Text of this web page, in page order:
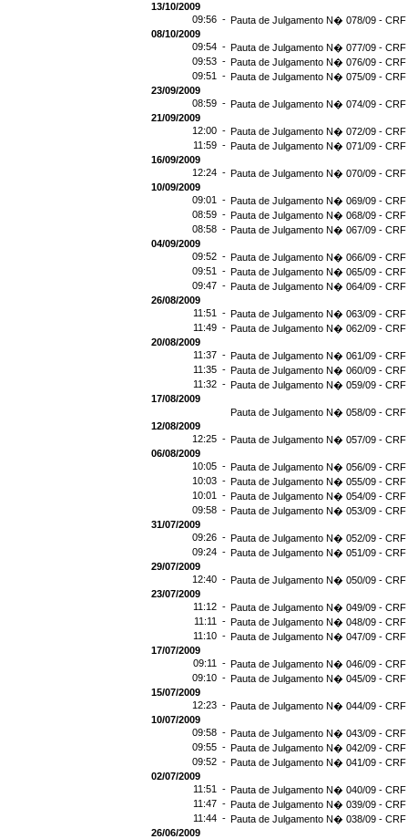
13/10/2009
09:56 - Pauta de Julgamento N� 078/09 - CRF
08/10/2009
09:54 - Pauta de Julgamento N� 077/09 - CRF
09:53 - Pauta de Julgamento N� 076/09 - CRF
09:51 - Pauta de Julgamento N� 075/09 - CRF
23/09/2009
08:59 - Pauta de Julgamento N� 074/09 - CRF
21/09/2009
12:00 - Pauta de Julgamento N� 072/09 - CRF
11:59 - Pauta de Julgamento N� 071/09 - CRF
16/09/2009
12:24 - Pauta de Julgamento N� 070/09 - CRF
10/09/2009
09:01 - Pauta de Julgamento N� 069/09 - CRF
08:59 - Pauta de Julgamento N� 068/09 - CRF
08:58 - Pauta de Julgamento N� 067/09 - CRF
04/09/2009
09:52 - Pauta de Julgamento N� 066/09 - CRF
09:51 - Pauta de Julgamento N� 065/09 - CRF
09:47 - Pauta de Julgamento N� 064/09 - CRF
26/08/2009
11:51 - Pauta de Julgamento N� 063/09 - CRF
11:49 - Pauta de Julgamento N� 062/09 - CRF
20/08/2009
11:37 - Pauta de Julgamento N� 061/09 - CRF
11:35 - Pauta de Julgamento N� 060/09 - CRF
11:32 - Pauta de Julgamento N� 059/09 - CRF
17/08/2009
Pauta de Julgamento N� 058/09 - CRF
12/08/2009
12:25 - Pauta de Julgamento N� 057/09 - CRF
06/08/2009
10:05 - Pauta de Julgamento N� 056/09 - CRF
10:03 - Pauta de Julgamento N� 055/09 - CRF
10:01 - Pauta de Julgamento N� 054/09 - CRF
09:58 - Pauta de Julgamento N� 053/09 - CRF
31/07/2009
09:26 - Pauta de Julgamento N� 052/09 - CRF
09:24 - Pauta de Julgamento N� 051/09 - CRF
29/07/2009
12:40 - Pauta de Julgamento N� 050/09 - CRF
23/07/2009
11:12 - Pauta de Julgamento N� 049/09 - CRF
11:11 - Pauta de Julgamento N� 048/09 - CRF
11:10 - Pauta de Julgamento N� 047/09 - CRF
17/07/2009
09:11 - Pauta de Julgamento N� 046/09 - CRF
09:10 - Pauta de Julgamento N� 045/09 - CRF
15/07/2009
12:23 - Pauta de Julgamento N� 044/09 - CRF
10/07/2009
09:58 - Pauta de Julgamento N� 043/09 - CRF
09:55 - Pauta de Julgamento N� 042/09 - CRF
09:52 - Pauta de Julgamento N� 041/09 - CRF
02/07/2009
11:51 - Pauta de Julgamento N� 040/09 - CRF
11:47 - Pauta de Julgamento N� 039/09 - CRF
11:44 - Pauta de Julgamento N� 038/09 - CRF
26/06/2009